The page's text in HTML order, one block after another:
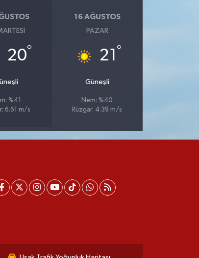
20°
%41
6.61 m/s
16 AĞUSTOS
PAZAR
21 °
Güneşli
Nem: %40
Rüzgar: 4.39 m/s